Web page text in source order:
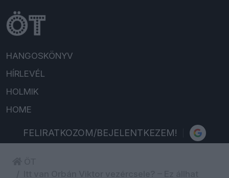
HANGOSKÖNYV
HÍRLEVÉL
HOLMIK
HOME
FELIRATKOZOM/BEJELENTKEZEM!